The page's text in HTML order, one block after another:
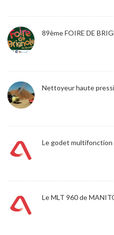
89ème FOIRE DE
Nettoyeur haute
Le godet multifonction
Le MLT 960 de